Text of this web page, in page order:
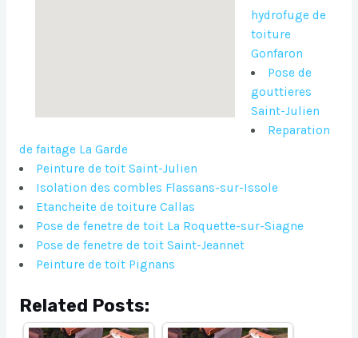
hydrofuge de
toiture
Gonfaron
Pose de
gouttieres
Saint-Julien
Reparation
de faitage La Garde
Peinture de toit Saint-Julien
Isolation des combles Flassans-sur-Issole
Etancheite de toiture Callas
Pose de fenetre de toit La Roquette-sur-Siagne
Pose de fenetre de toit Saint-Jeannet
Peinture de toit Pignans
Related Posts: